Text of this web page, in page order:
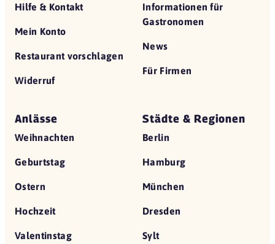
Hilfe & Kontakt
Mein Konto
Restaurant vorschlagen
Widerruf
Informationen für
Gastronomen
News
Für Firmen
Anlässe
Weihnachten
Geburtstag
Ostern
Hochzeit
Valentinstag
Städte & Regionen
Berlin
Hamburg
München
Dresden
Sylt